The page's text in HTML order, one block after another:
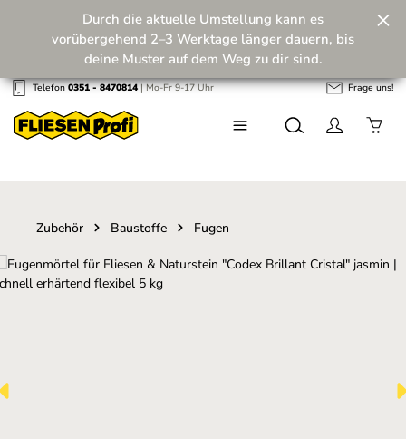
Zum Hauptinhalt springen
Zukunft! 💪
Durch die aktuelle Umstellung kann es
vorübergehend 2–3 Werktage länger dauern, bis
deine Muster auf dem Weg zu dir sind.
Telefon0351 - 8470814| Mo-Fr 9-17 Uhr Frage uns!
Zubehör Baustoffe Fugen
Bildergalerie überspringen